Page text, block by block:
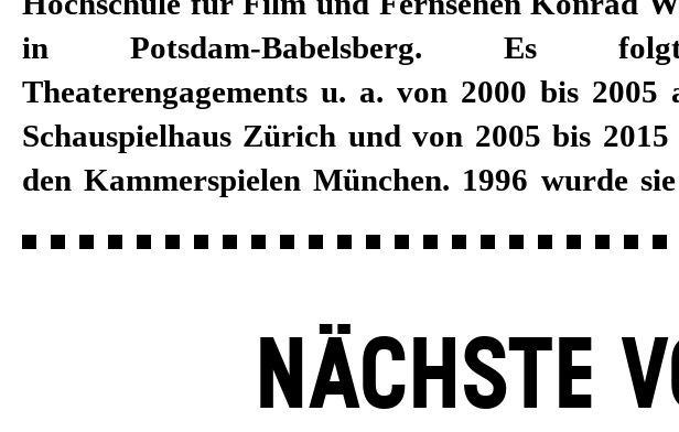
in Potsdam-Babelsberg. Es
Theaterengagements u. a. von 2000 bis 2005
Schauspielhaus Zürich und von 2005 bis 2015
den Kammerspielen München. 1996 wurde
Fernsehen und Kino vor der Kamera. Seit
Spielzeit 2018/19 ist Sylvana Krappatsch
NÄCHSTE